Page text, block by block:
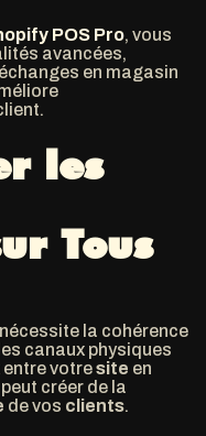
POS Pro, vous
avancées,
en magasin
les
Tous
la cohérence
canaux physiques
entre votresite en
créer de la
de vos clients.